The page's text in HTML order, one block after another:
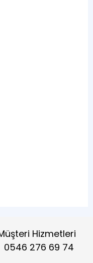
Hizmetleri
0546 276 69 74